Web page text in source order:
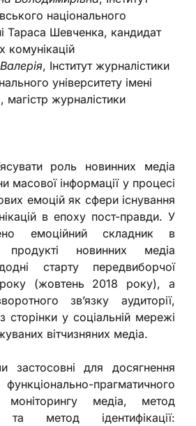
національного
Тараса Шевченка, кандидат
комунікацій
, Інститут журналістики
університету імені
журналістики
роль новинних медіа
масової інформації у процесі
емоцій як сфери існування
в епоху пост-правди. У
емоційний складник в
продукті новинних медіа
старту передвиборчої
(жовтень 2018 року), а
зв’язку аудиторії,
сторінки у соціальній мережі
вітчизняних медіа.
для досягнення
прагматичного
моніторингу медіа, метод
та метод ідентифікації: